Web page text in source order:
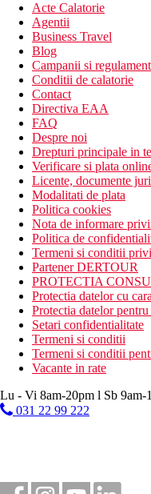
Acte Calatorie
Agentii
Business Travel
Blog
Campanii si
Conditii de calatorie
Contact
Directiva EAA
FAQ
Despre noi
Drepturi principale in
Verificare si plata
Licente, documente
Modalitati de plata
Politica cookies
Nota de informare
Politica de
Termeni si conditii
Partener DERTOUR
PROTECTIA
Protectia datelor cu
Protectia datelor
Setari confidentialitate
Termeni si conditii
Termeni si conditii
Vacante in rate
Lu - Vi 8am-20pm l Sb 9am-
031 22 99 222